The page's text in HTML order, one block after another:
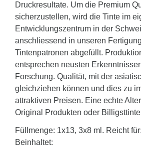
Druckresultate. Um die Premium
sicherzustellen, wird die Tinte im
Entwicklungszentrum in der
anschliessend in unseren
Tintenpatronen abgefüllt.
entsprechen neusten
Forschung. Qualität, mit der
gleichziehen können und dies zu
attraktiven Preisen. Eine echte
Original Produkten oder
Füllmenge: 1x13, 3x8 ml. Reicht
Beinhaltet: